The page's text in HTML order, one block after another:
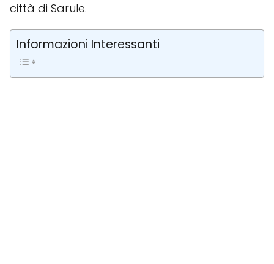
città di Sarule.
Informazioni Interessanti